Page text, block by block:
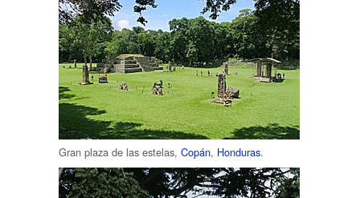
Gran plaza de las estelas, Copán, Honduras.